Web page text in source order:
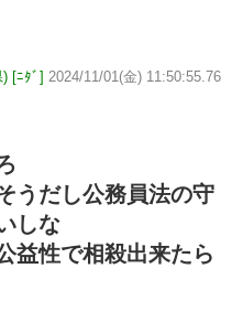
[ﾆﾀﾞ] 2024/11/01(金) 11:50:55.76
うだし公務員法の守
しな
益性で相殺出来たら